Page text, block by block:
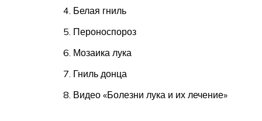
Белая гниль
Пероноспороз
Мозаика лука
Гниль донца
Видео «Болезни лука и их лечение»